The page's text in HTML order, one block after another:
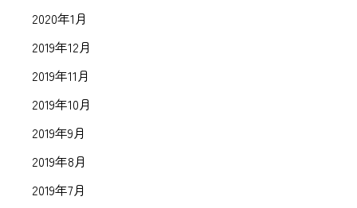
2020年1月
2019年12月
2019年11月
2019年10月
2019年9月
2019年8月
2019年7月